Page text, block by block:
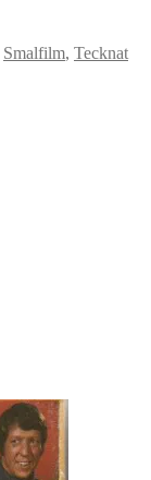
Smalfilm, Tecknat